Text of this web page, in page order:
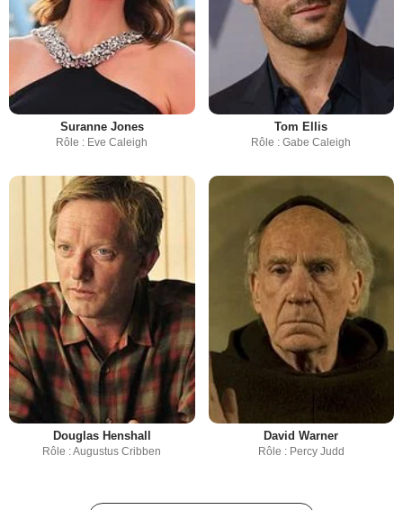
Suranne Jones
Rôle : Eve Caleigh
Tom Ellis
Rôle : Gabe Caleigh
Douglas Henshall
Rôle : Augustus Cribben
David Warner
Rôle : Percy Judd